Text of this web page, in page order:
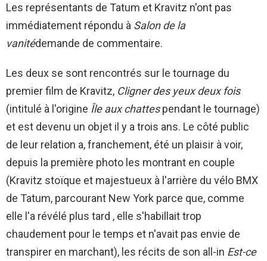
Les représentants de Tatum et Kravitz n'ont pas
immédiatement répondu à Salon de la
vanitédemande de commentaire.
Les deux se sont rencontrés sur le tournage du
premier film de Kravitz, Cligner des yeux deux fois
(intitulé à l'origine Île aux chattespendant le tournage)
et est devenu un objet il y a trois ans. Le côté public
de leur relation a, franchement, été un plaisir à voir,
depuis la première photo les montrant en couple
(Kravitz stoïque et majestueux à l'arrière du vélo BMX
de Tatum, parcourant New York parce que, comme
elle l'a révélé plus tard , elle s'habillait trop
chaudement pour le temps et n'avait pas envie de
transpirer en marchant), les récits de son all-in Est-ce